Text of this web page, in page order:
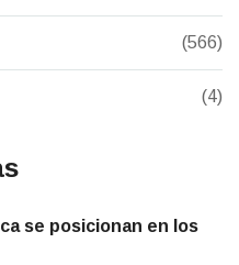
(566)
(4)
se posicionan en los